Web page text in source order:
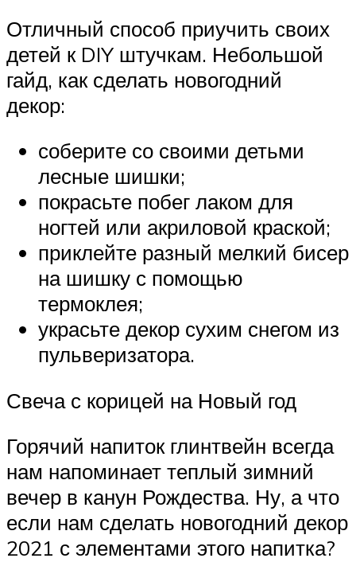
Отличный способ приучить своих
детей к DIY штучкам. Небольшой
гайд, как сделать новогодний
декор:
соберите со своими детьми
лесные шишки;
покрасьте побег лаком для
ногтей или акриловой краской;
приклейте разный мелкий бисер
на шишку с помощью
термоклея;
украсьте декор сухим снегом из
пульверизатора.
Свеча с корицей на Новый год
Горячий напиток глинтвейн всегда
нам напоминает теплый зимний
вечер в канун Рождества. Ну, а что
если нам сделать новогодний декор
2021 с элементами этого напитка?